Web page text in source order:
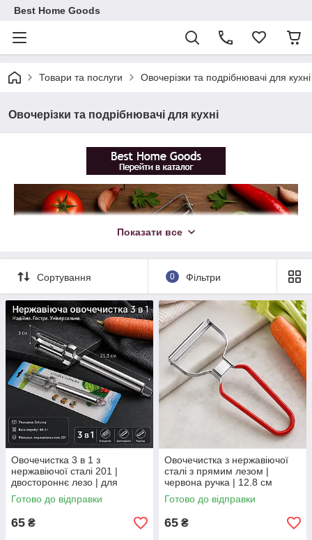
Best Home Goods
Товари та послуги Овочерізки та подрібнювачі для кухні
Овочерізки та подрібнювачі для кухні
Ви ще ріжете та чистите овочі за допомогою ножа? Значить,
ви ще не бачили нашу різноманітність кухонних приладів –
овочі чисток, овочерізок, подрібнювачів та металева
часникочавка. Це компактне кухонне приладдя дозволяє
швидко і якісно почистити та нарізати різні овочі, і
приготувати з них смачні страви.
Показати все
Сортування 0 Фільтри
Овочечистка 3 в 1 з
нержавіючої сталі 201 |
двостороннє лезо | для
овочів і фруктів | 21,5 см
Готово до відправки
65 ₴
Овочечистка з нержавіючої
сталі з прямим лезом |
червона ручка | 12.8 см
Готово до відправки
65 ₴